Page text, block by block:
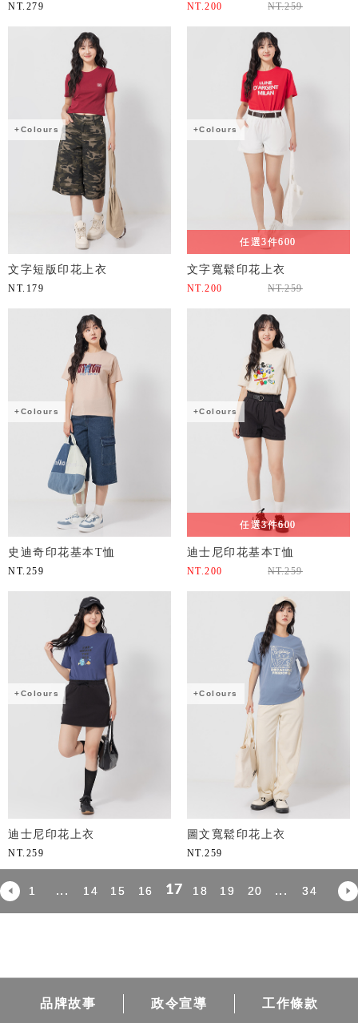
NT. 279 NT.200 NT.259
+Colours
文字短版印花上衣
NT. 179
+Colours
任選3件600
文字寬鬆印花上衣
NT.200 NT.259
+Colours
史迪奇印花基本T恤
NT. 259
+Colours
任選3件600
迪士尼印花基本T恤
NT. 200 NT.259
+Colours
迪士尼印花上衣
NT. 259
+Colours
圖文寬鬆印花上衣
NT. 259
1 ... 14 15 16 17 18 19 20 ... 34
品牌故事 政令宣導 工作條款